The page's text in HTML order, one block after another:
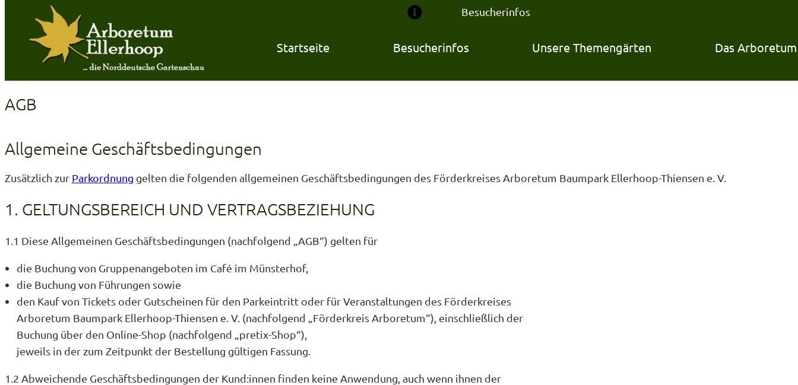
Zum
Besucherinfos
Startseite Besucherinfos Unsere Themengärten Das Arboretum
AGB
Allgemeine Geschäftsbedingungen
Zusätzlich zur Parkordnung gelten die folgenden allgemeinen Geschäftsbedingungen des Förderkreises Arboretum Baumpark Ellerhoop-Thiensen e. V.
1. GELTUNGSBEREICH UND VERTRAGSBEZIEHUNG
1.1 Diese Allgemeinen Geschäftsbedingungen (nachfolgend „AGB“) gelten für
die Buchung von Gruppenangeboten im Café im Münsterhof,
die Buchung von Führungen sowie
den Kauf von Tickets oder Gutscheinen für den Parkeintritt oder für Veranstaltungen des Förderkreises
Arboretum Baumpark Ellerhoop-Thiensen e. V. (nachfolgend „Förderkreis Arboretum“), einschließlich der
Buchung über den Online-Shop (nachfolgend „pretix-Shop“),
jeweils in der zum Zeitpunkt der Bestellung gültigen Fassung.
1.2 Abweichende Geschäftsbedingungen der Kund:innen finden keine Anwendung, auch wenn ihnen der